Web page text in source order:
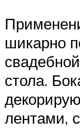
шикарно
стола.
лентами,